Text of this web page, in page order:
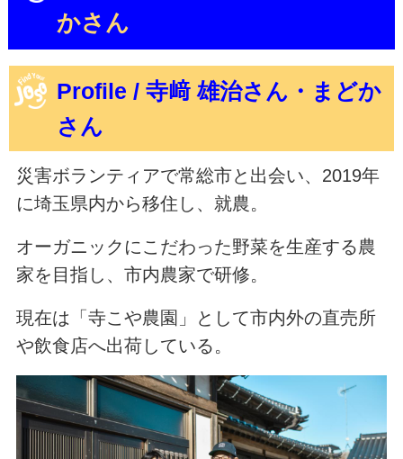
かさん
Profile / 寺﨑 雄治さん・まどか
さん
災害ボランティアで常総市と出会い、2019年
に埼玉県内から移住し、就農。
オーガニックにこだわった野菜を生産する農
家を目指し、市内農家で研修。
現在は「寺こや農園」として市内外の直売所
や飲食店へ出荷している。